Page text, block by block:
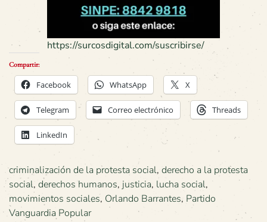
https://surcosdigital.com/suscribirse/
Compartir:
Facebook WhatsApp X
Telegram Correo electrónico Threads
LinkedIn
criminalización de la protesta social, derecho a la protesta
social, derechos humanos, justicia, lucha social,
movimientos sociales, Orlando Barrantes, Partido
Vanguardia Popular